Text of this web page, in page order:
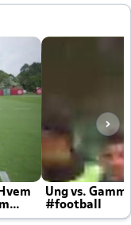
Ung vs.
#football